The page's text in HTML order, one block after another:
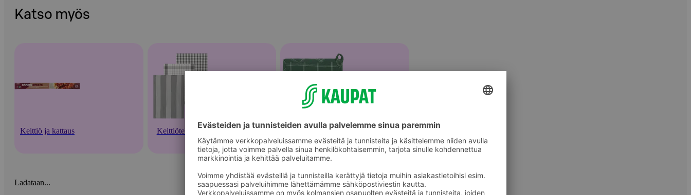
Katso myös
Keittiö ja kattaus Keittiötekstiilit Patalaput
Ladataan...